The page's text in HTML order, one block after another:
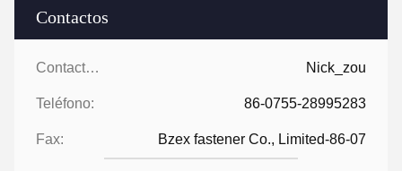
Contactos
Contactos: Nick_zou
Teléfono: 86-0755-28995283
Fax: Bzex fastener Co., Limited-86-07